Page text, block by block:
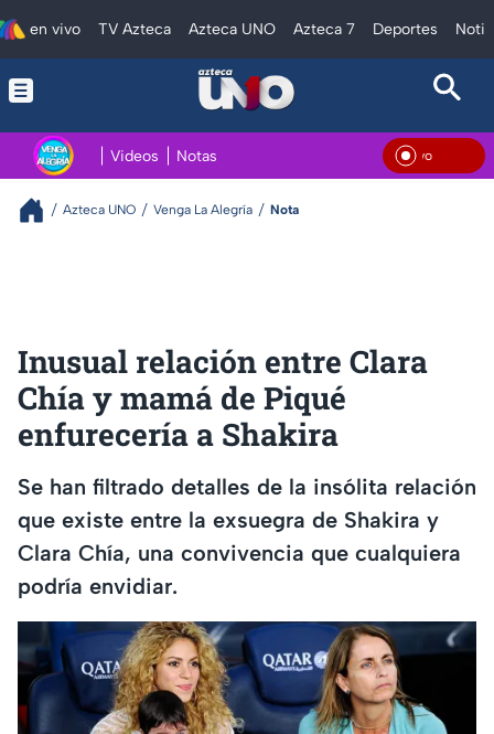
en vivo TV Azteca Azteca UNO Azteca 7 Deportes
Videos Notas En
Azteca UNO Venga La Alegría Nota
Inusual relación entre Clara
Chía y mamá de Piqué
enfurecería a Shakira
Se han filtrado detalles de la insólita relación
que existe entre la exsuegra de Shakira y
Clara Chía, una convivencia que cualquiera
podría envidiar.